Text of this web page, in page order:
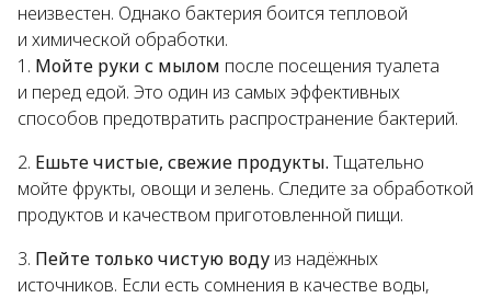
неизвестен. Однако бактерия боится тепловой
и химической обработки.
Мойте руки с мылом после посещения туалета
и перед едой. Это один из самых эффективных
способов предотвратить распространение бактерий.
Ешьте чистые, свежие продукты. Тщательно
мойте фрукты, овощи и зелень. Следите за обработкой
продуктов и качеством приготовленной пищи.
Пейте только чистую воду из надёжных
источников. Если есть сомнения в качестве воды,